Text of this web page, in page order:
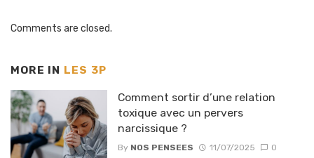
Comments are closed.
MORE IN LES 3P
Comment sortir d’une relation
toxique avec un pervers
narcissique ?
By NOS PENSEES 11/07/2025 0